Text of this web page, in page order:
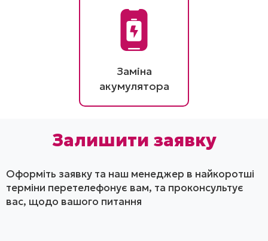
Заміна
акумулятора
Залишити заявку
Оформіть заявку та наш менеджер в найкоротші
терміни перетелефонує вам, та проконсультує
вас, щодо вашого питання